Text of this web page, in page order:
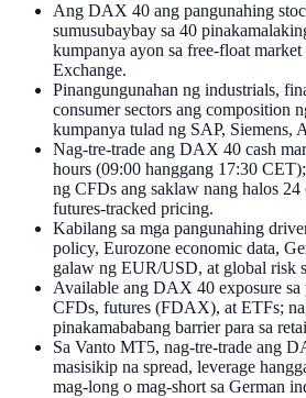
Ang DAX 40 ang pangunahing
sumusubaybay sa 40
kumpanya ayon sa free-float
Exchange.
Pinangungunahan ng industrials,
consumer sectors ang composition
kumpanya tulad ng SAP, Siemens,
Nag-tre-trade ang DAX 40 cash
hours (09:00 hanggang 17:30
ng CFDs ang saklaw nang halos 24
futures-tracked pricing.
Kabilang sa mga pangunahing
policy, Eurozone economic data,
galaw ng EUR/USD, at global risk
Available ang DAX 40 exposure sa
CFDs, futures (FDAX), at ETFs;
pinakamababang barrier para sa
Sa Vanto MT5, nag-tre-trade ang
masisikip na spread, leverage
mag-long o mag-short sa German